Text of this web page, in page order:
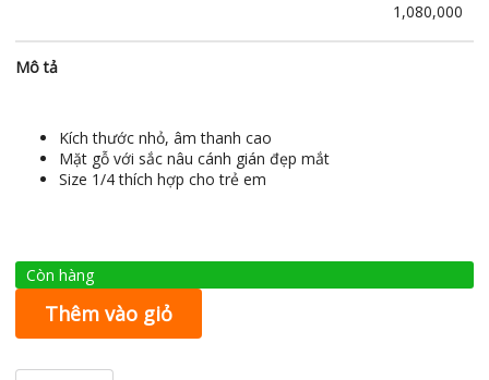
1,080,000
Mô tả
Kích thước nhỏ, âm thanh cao
Mặt gỗ với sắc nâu cánh gián đẹp mắt
Size 1/4 thích hợp cho trẻ em
Còn hàng
Thêm vào giỏ